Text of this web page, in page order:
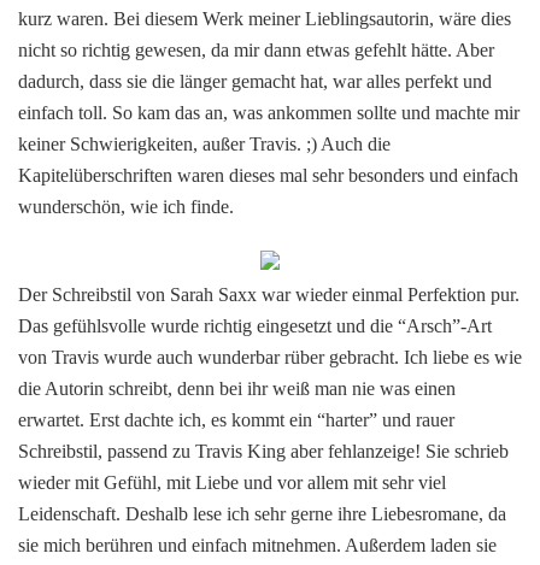
kurz waren. Bei diesem Werk meiner Lieblingsautorin, wäre dies
nicht so richtig gewesen, da mir dann etwas gefehlt hätte. Aber
dadurch, dass sie die länger gemacht hat, war alles perfekt und
einfach toll. So kam das an, was ankommen sollte und machte mir
keiner Schwierigkeiten, außer Travis. ;) Auch die
Kapitelüberschriften waren dieses mal sehr besonders und einfach
wunderschön, wie ich finde.
Der Schreibstil von Sarah Saxx war wieder einmal Perfektion pur.
Das gefühlsvolle wurde richtig eingesetzt und die “Arsch”-Art
von Travis wurde auch wunderbar rüber gebracht. Ich liebe es wie
die Autorin schreibt, denn bei ihr weiß man nie was einen
erwartet. Erst dachte ich, es kommt ein “harter” und rauer
Schreibstil, passend zu Travis King aber fehlanzeige! Sie schrieb
wieder mit Gefühl, mit Liebe und vor allem mit sehr viel
Leidenschaft. Deshalb lese ich sehr gerne ihre Liebesromane, da
sie mich berühren und einfach mitnehmen. Außerdem laden sie